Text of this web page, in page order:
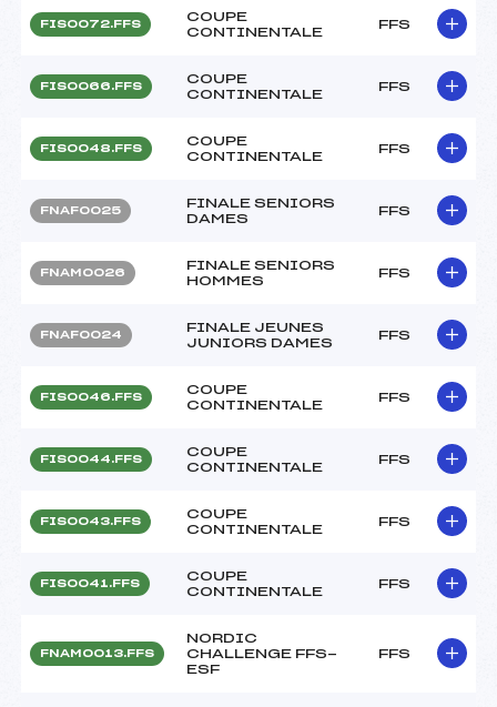
FIS0072.FFS
COUPE
CONTINENTALE
FFS
FIS0066.FFS
COUPE
CONTINENTALE
FFS
FIS0048.FFS
COUPE
CONTINENTALE
FFS
FNAF0025
FINALE SENIORS
DAMES
FFS
FNAM0026
FINALE SENIORS
HOMMES
FFS
FNAF0024
FINALE JEUNES
JUNIORS DAMES
FFS
FIS0046.FFS
COUPE
CONTINENTALE
FFS
FIS0044.FFS
COUPE
CONTINENTALE
FFS
FIS0043.FFS
COUPE
CONTINENTALE
FFS
FIS0041.FFS
COUPE
CONTINENTALE
FFS
FNAM0013.FFS
NORDIC
CHALLENGE FFS-
ESF
FFS